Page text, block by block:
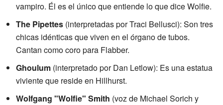
vampiro. Él es el único que entiende lo que dice Wolfie.
The Pipettes (interpretadas por Traci Bellusci): Son tres
chicas idénticas que viven en el órgano de tubos.
Cantan como coro para Flabber.
Ghoulum (interpretado por Dan Letlow): Es una estatua
viviente que reside en Hillhurst.
Wolfgang "Wolfie" Smith (voz de Michael Sorich y